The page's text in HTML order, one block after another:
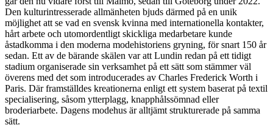
Den kulturintresserade allmänheten bjuds därmed på en unik
möjlighet att se vad en svensk kvinna med internationella kontakter,
hårt arbete och utomordentligt skickliga medarbetare kunde
åstadkomma i den moderna modehistoriens gryning, för snart 150 år
sedan. Ett av de bärande skälen var att Lundin redan på ett tidigt
stadium organiserade sin verksamhet på ett sätt som stämmer väl
överens med det som introducerades av Charles Frederick Worth i
Paris. Där framställdes kreationerna enligt ett system baserat på textil
specialisering, såsom ytterplagg, knapphålssömnad eller
broderiarbete. Dagens modehus är alltjämt strukturerade på samma
sätt.